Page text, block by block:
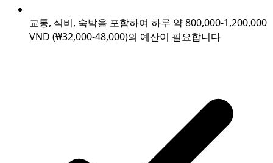
교통, 식비, 숙박을 포함하여 하루 약 800,000-1,200,000
VND (₩32,000-48,000)의 예산이 필요합니다